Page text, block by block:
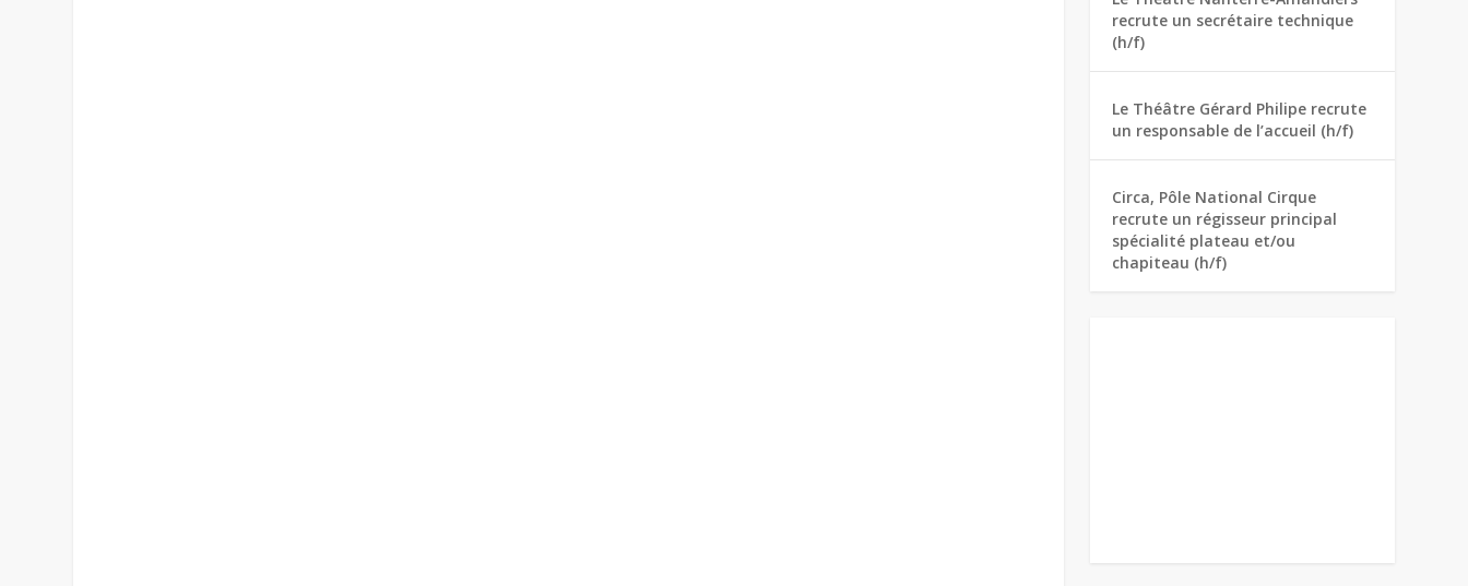
recrute un secrétaire technique
(h/f)
Le Théâtre Gérard Philipe recrute
un responsable de l’accueil (h/f)
Circa, Pôle National Cirque
recrute un régisseur principal
spécialité plateau et/ou
chapiteau (h/f)